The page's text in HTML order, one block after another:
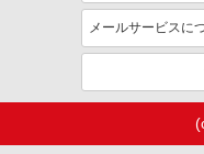
メールサービスに